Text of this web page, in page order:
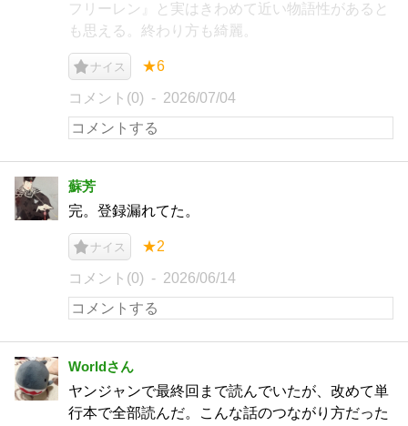
フリーレン』と実はきわめて近い物語性があると
も思える。終わり方も綺麗。
ナイス ★6
コメント(0) 2026/07/04
蘇芳
完。登録漏れてた。
ナイス ★2
コメント(0) 2026/06/14
Worldさん
ヤンジャンで最終回まで読んでいたが、改めて単
行本で全部読んだ。こんな話のつながり方だった